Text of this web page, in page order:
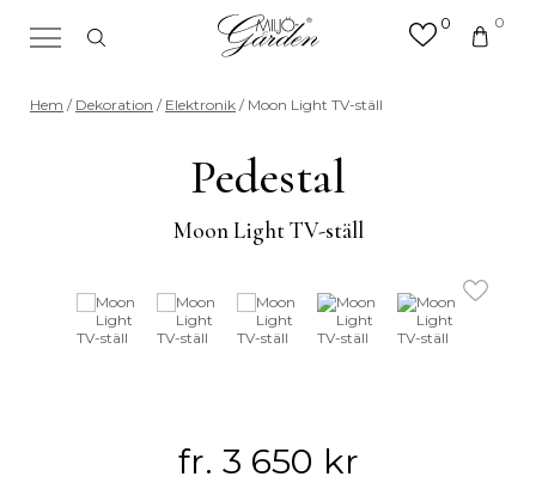
0 0
Sök efter valfri produkt eller
kategori
Hem / Dekoration / Elektronik / Moon Light TV-ställ
Pedestal
Moon Light TV-ställ
fr. 3 650 kr